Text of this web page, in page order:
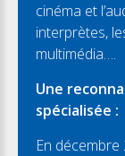
cinéma et
interprètes,
multimédia….
Une
spécialisée :
En